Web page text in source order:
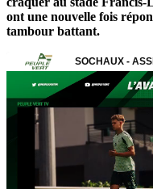
ont une nouvelle fois
tambour battant.